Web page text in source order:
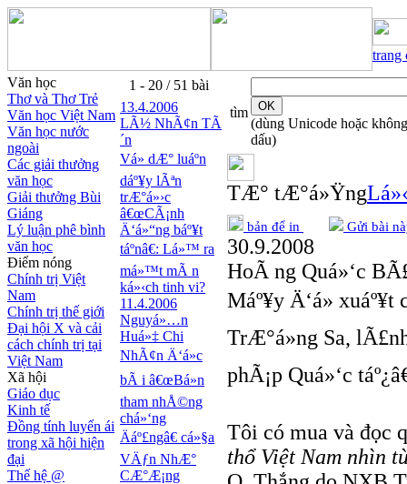
trang
Văn học
Thơ và Thơ Trẻ
Văn học Việt Nam
Văn học nước
ngoài
Các giải thưởng
văn học
Giải thưởng Bùi
Giáng
Lý luận phê bình
văn học
Điểm nóng
Chính trị Việt
Nam
Chính trị thế giới
Đại hội X và cải
cách chính trị tại
Việt Nam
Xã hội
Giáo dục
Kinh tế
Đồng tính luyến ái
trong xã hội hiện
đại
Thế hệ @
1 - 20 / 51 bài
13.4.2006
LÃ½ NhÃ¢n TÃ
´n
Vá» dÆ° luáº­n
dáº¥y lÃªn
trÆ°á»›c
â€œCÃ¡nh
Ä‘á»“ng báº¥t
táº­nâ€: Lá»™ ra
má»™t mÃ n
ká»‹ch tinh vi?
11.4.2006
Nguyá»…n
Huá»‡ Chi
NhÃ¢n Ä‘á»c
bÃ i â€œBá»n
tham nhÅ©ng
chá»‘ng
Äáº£ngâ€ cá»§a
VÄƒn NhÆ°
CÆ°Æ¡ng
tìm
(dùng Unicode hoặc không
dấu)
TÆ° tÆ°á»Ÿng
bản để in Gửi bài
30.9.2008
HoÃ ng Quá»‘c
Máº¥y Ä‘á»
TrÆ°á»ng Sa,
phÃ¡p Quá»‘c
Tôi có mua và đọc
thổ Việt Nam nhìn